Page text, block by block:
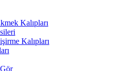
Kalıpları
Kalıpları